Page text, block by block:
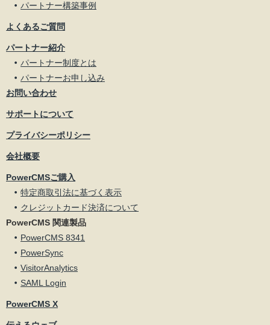
パートナー構築事例
よくあるご質問
パートナー紹介
パートナー制度とは
パートナーお申し込み
お問い合わせ
サポートについて
プライバシーポリシー
会社概要
PowerCMSご購入
特定商取引法に基づく表示
クレジットカード決済について
PowerCMS 関連製品
PowerCMS 8341
PowerSync
VisitorAnalytics
SAML Login
PowerCMS X